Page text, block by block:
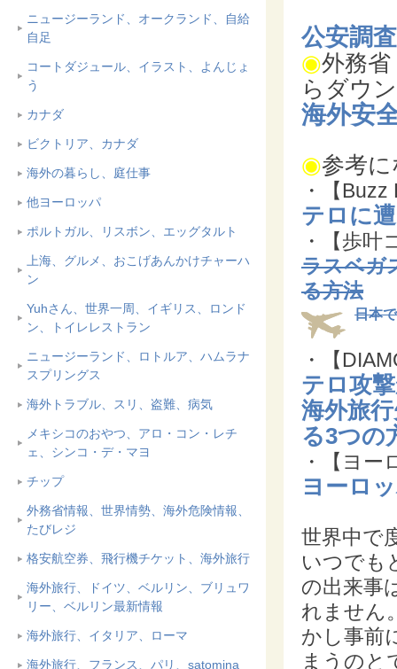
ニュージーランド、オークランド、自給
自足
コートダジュール、イラスト、よんじょ
う
カナダ
ビクトリア、カナダ
海外の暮らし、庭仕事
他ヨーロッパ
ポルトガル、リスボン、エッグタルト
上海、グルメ、おこげあんかけチャーハ
ン
Yuhさん、世界一周、イギリス、ロンド
ン、トイレレストラン
ニュージーランド、ロトルア、ハムラナ
スプリングス
海外トラブル、スリ、盗難、病気
メキシコのおやつ、アロ・コン・レチ
ェ、シンコ・デ・マヨ
チップ
外務省情報、世界情勢、海外危険情報、
たびレジ
格安航空券、飛行機チケット、海外旅行
海外旅行、ドイツ、ベルリン、ブリュワ
リー、ベルリン最新情報
海外旅行、イタリア、ローマ
海外旅行、フランス、パリ、satomina
公安調
◉外務
らダウ
海外安
◉参考
・【
テロに
・【歩
ラスベガ
る方法
日本
・【
テロ攻
海外旅
る3つの
・【ヨー
ヨーロ
世界中で
いつでも
の出来事
れません
かし事前
まうのと